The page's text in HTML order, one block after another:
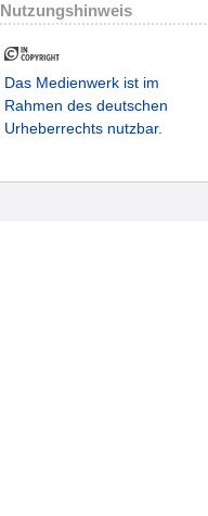
Nutzungshinweis
Das Medienwerk ist im
Rahmen des deutschen
Urheberrechts nutzbar.